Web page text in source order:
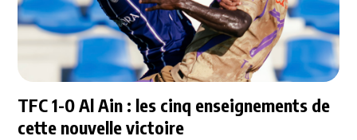
TFC 1-0 Al Ain : les cinq enseignements de
cette nouvelle victoire